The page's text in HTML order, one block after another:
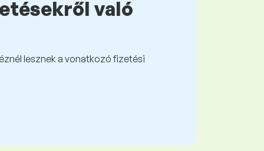
való
lesznek a vonatkozó fizetési